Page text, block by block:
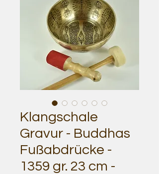
Klangschale
Gravur - Buddhas
Fußabdrücke -
1359 gr. 23 cm -